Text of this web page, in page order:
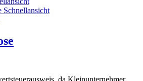
Schnellansicht
da Kleinunternehmer